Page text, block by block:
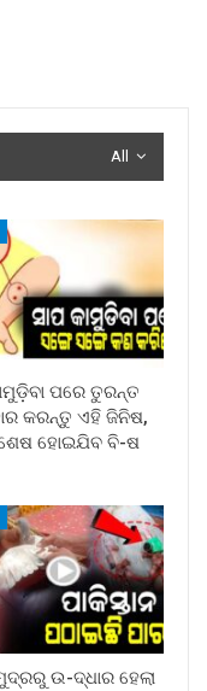
All
ପରେ ତୁରନ୍ତ
କରନ୍ତୁ ଏହି ଜିନିଷ,
ହୋଇଯିବ ବି-ଷ
ଉ-ଦ୍ଧାର ହେଲା